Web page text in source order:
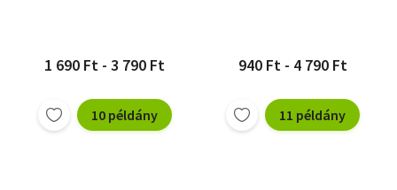
1 690 Ft - 3 790 Ft
10 példány
940 Ft - 4 790 Ft
11 példány